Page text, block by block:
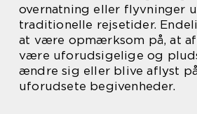
overnatning eller flyvninger
traditionelle rejsetider.
at være opmærksom på, at
være uforudsigelige og
ændre sig eller blive aflyst
uforudsete begivenheder.